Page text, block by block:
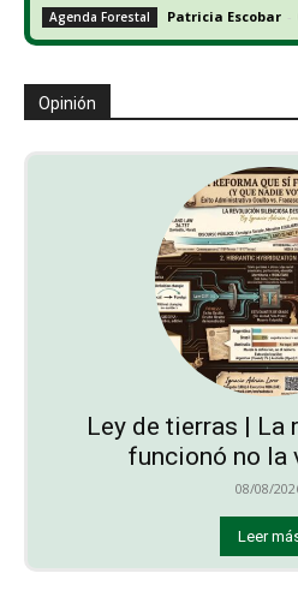
Agenda Forestal Patricia Escobar -
Opinión
Ley de tierras | La
funcionó no la
08/08/
Leer